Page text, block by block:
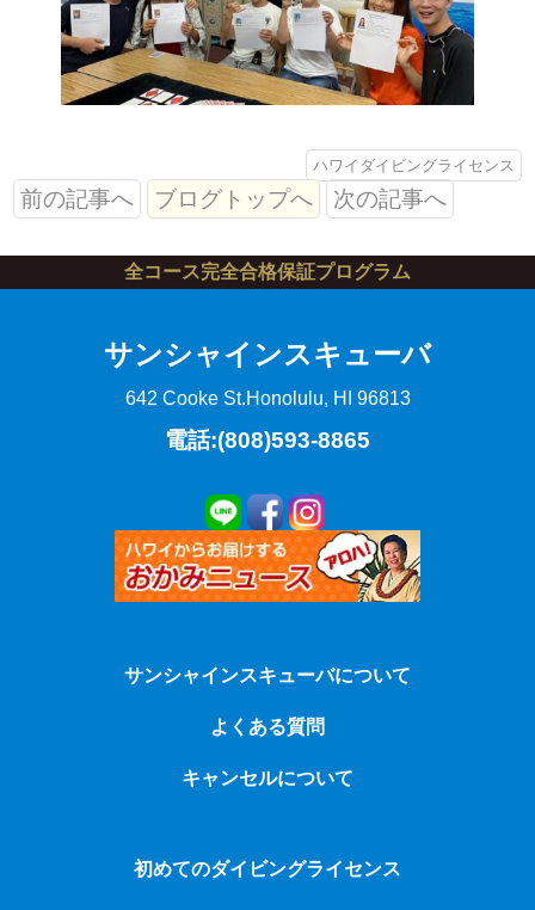
ハワイダイビングライセンス
前の記事へ ブログトップへ 次の記事へ
全コース完全合格保証プログラム
サンシャインスキューバ
642 Cooke St.Honolulu, HI 96813
電話:(808)593-8865
サンシャインスキューバについて
よくある質問
キャンセルについて
初めてのダイビングライセンス